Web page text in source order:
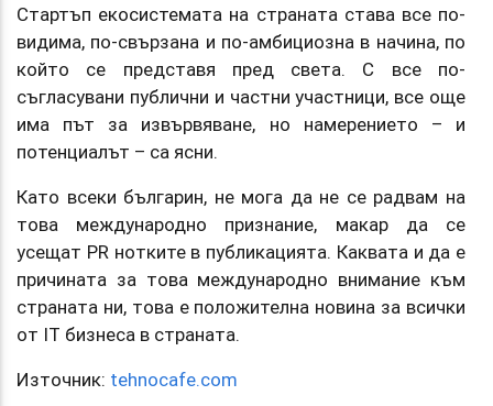
Стартъп екосистемата на страната става все по-
видима, по-свързана и по-амбициозна в начина, по
който се представя пред света. С все по-
съгласувани публични и частни участници, все още
има път за извървяване, но намерението – и
потенциалът – са ясни.
Като всеки българин, не мога да не се радвам на
това международно признание, макар да се
усещат PR нотките в публикацията. Каквата и да е
причината за това международно внимание към
страната ни, това е положителна новина за всички
от IT бизнеса в страната.
Източник: tehnocafe.com